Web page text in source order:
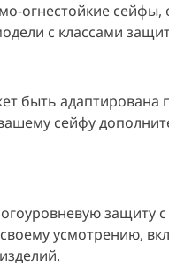
огнестойкие
с классами
быть адаптирована
сейфу
защиту
усмотрению,